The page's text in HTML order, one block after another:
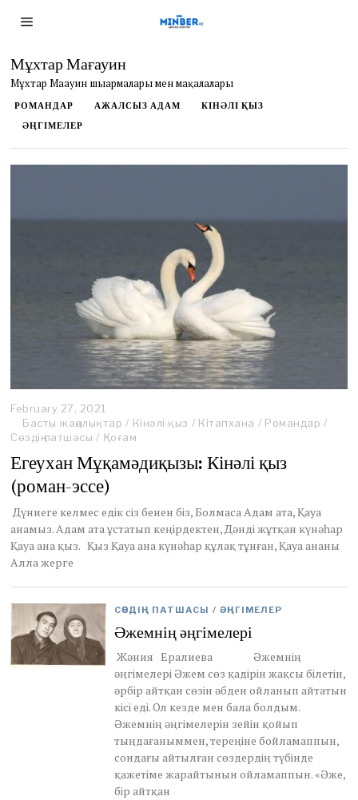
Мұхтар Мағауин
Мұхтар Мағауин шығармалары мен мақалалары
РОМАНДАР АЖАЛСЫЗ АДАМ
КІНӘЛІ ҚЫЗ
ӘҢГІМЕЛЕР
February 27, 2021
e
p
e
m
b
e
5
,
3
Басты жаңалықтар / Кінәлі қыз / Кітапхана / Романдар /
Сөздің патшасы / Қоғам
Егеухан Мұқамәдиқызы: Кінәлі қыз
(роман-эссе)
Дүниеге келмес едік сіз бенен біз, Болмаса Адам ата, Қауа
анамыз. Адам ата ұстатып кеңірдектен, Дәнді жұтқан күнәһар
Қауа ана қыз. Қыз Қауа ана күнәһар құлақ тұнған, Қауа ананы
Алла жерге
СӨЗДІҢ ПАТШАСЫ / ӘҢГІМЕЛЕР
Әжемнің әңгімелері
Жәния Ералиева Әжемнің
әңгімелері Әжем сөз қадірін жақсы білетін,
әрбір айтқан сөзін әбден ойланып айтатын
кісі еді. Ол кезде мен бала болдым.
Әжемнің әңгімелерін зейін қойып
тыңдағаныммен, тереңіне бойламаппын,
сондағы айтылған сөздердің түбінде
қажетіме жарайтынын ойламаппын. «Әже,
бір айтқан